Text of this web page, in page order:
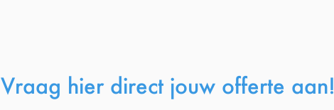
Vraag hier direct jouw offerte aan!